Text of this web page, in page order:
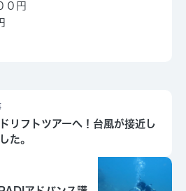
０円
リフトツアーへ！台風が接近し
た。